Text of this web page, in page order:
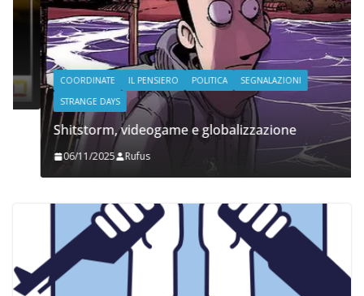
COORDINATE IL PENSIERO POLITICA
SEGNALAZIONI
STRANGE DAYS
Shitstorm, videogame e globalizzazione
06/11/2025 Rufus